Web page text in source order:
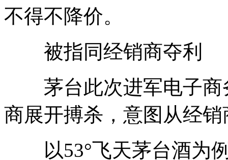
不得不降价。
被指同经销商夺利
茅台此次进军电子商
商展开搏杀，意图从经
以53°飞天茅台酒为例